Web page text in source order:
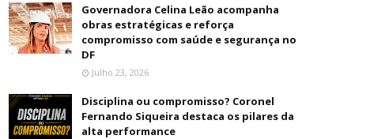
Governadora Celina Leão acompanha
obras estratégicas e reforça
compromisso com saúde e segurança no
DF
Julho 23, 2026
Disciplina ou compromisso? Coronel
Fernando Siqueira destaca os pilares da
alta performance